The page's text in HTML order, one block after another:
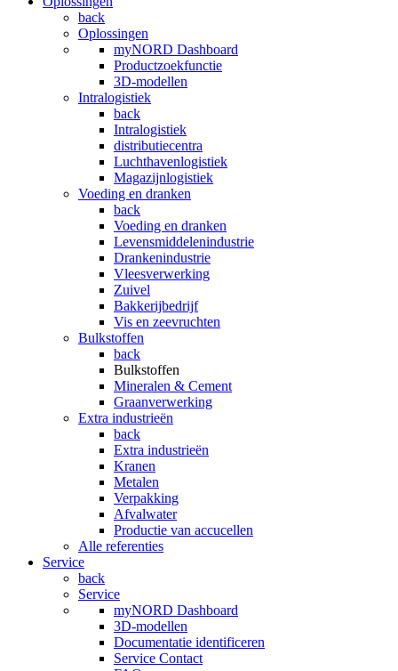
back
Oplossingen
myNORD Dashboard
Productzoekfunctie
3D-modellen
Intralogistiek
back
Intralogistiek
distributiecentra
Luchthavenlogistiek
Magazijnlogistiek
Voeding en dranken
back
Voeding en dranken
Levensmiddelenindustrie
Drankenindustrie
Vleesverwerking
Zuivel
Bakkerijbedrijf
Vis en zeevruchten
Bulkstoffen
back
Bulkstoffen
Mineralen & Cement
Graanverwerking
Extra industrieën
back
Extra industrieën
Kranen
Metalen
Verpakking
Afvalwater
Productie van accucellen
Alle referenties
Service
back
Service
myNORD Dashboard
3D-modellen
Documentatie identificeren
Service Contact